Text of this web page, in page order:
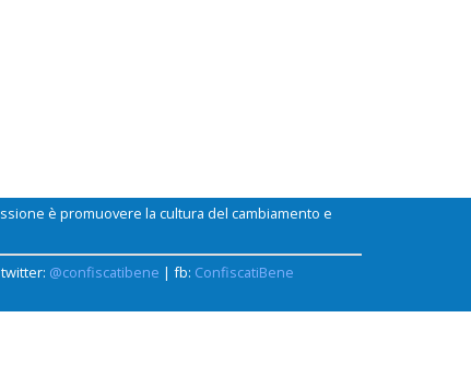
è promuovere la cultura del cambiamento e
@confiscatibene | fb: ConfiscatiBene